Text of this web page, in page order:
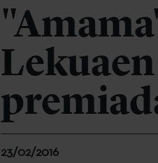
23/02/2016